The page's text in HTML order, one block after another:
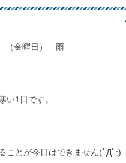
（金曜日） 雨
い1日です。
ことが今日はできません(ﾟДﾟ;)